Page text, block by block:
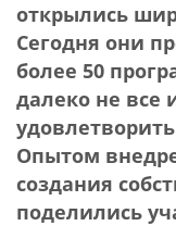
открылись
Сегодня они
более 50
далеко не все
Опытом
создания
поделились